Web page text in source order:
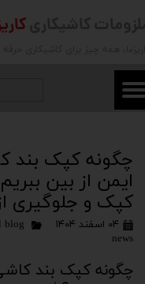
تغییر گذر واژه
سفارشات
چگونه کپک بند
ایمن از بین
کپک و جلوگیری
۰۴ اسفند ۱۴۰۴
blog
news
چگونه کپک بند